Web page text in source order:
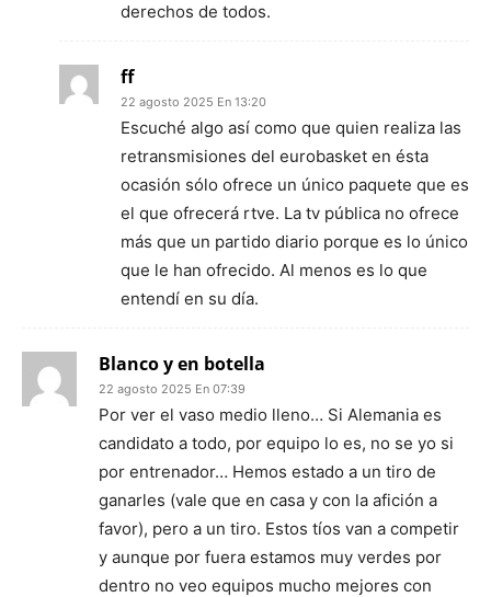
derechos de todos.
ff
22 agosto 2025 En 13:20
Escuché algo así como que quien realiza las
retransmisiones del eurobasket en ésta
ocasión sólo ofrece un único paquete que es
el que ofrecerá rtve. La tv pública no ofrece
más que un partido diario porque es lo único
que le han ofrecido. Al menos es lo que
entendí en su día.
Blanco y en botella
22 agosto 2025 En 07:39
Por ver el vaso medio lleno… Si Alemania es
candidato a todo, por equipo lo es, no se yo si
por entrenador… Hemos estado a un tiro de
ganarles (vale que en casa y con la afición a
favor), pero a un tiro. Estos tíos van a competir
y aunque por fuera estamos muy verdes por
dentro no veo equipos mucho mejores con